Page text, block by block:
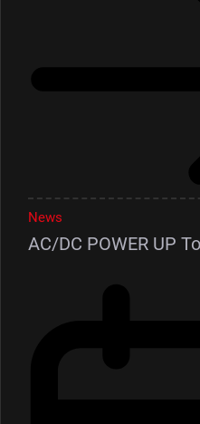
News
AC/DC POWER UP